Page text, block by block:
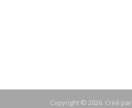
Copyright © 2026. Créé par